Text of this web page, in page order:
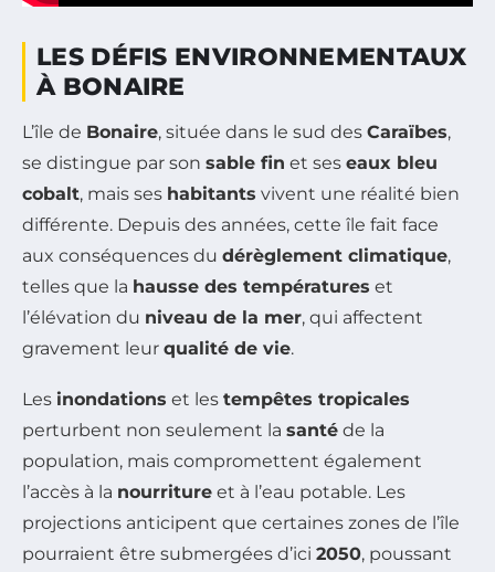
LES DÉFIS ENVIRONNEMENTAUX
À BONAIRE
L’île de Bonaire, située dans le sud des Caraïbes,
se distingue par son sable fin et ses eaux bleu
cobalt, mais ses habitants vivent une réalité bien
différente. Depuis des années, cette île fait face
aux conséquences du dérèglement climatique,
telles que la hausse des températures et
l’élévation du niveau de la mer, qui affectent
gravement leur qualité de vie.
Les inondations et les tempêtes tropicales
perturbent non seulement la santé de la
population, mais compromettent également
l’accès à la nourriture et à l’eau potable. Les
projections anticipent que certaines zones de l’île
pourraient être submergées d’ici 2050, poussant